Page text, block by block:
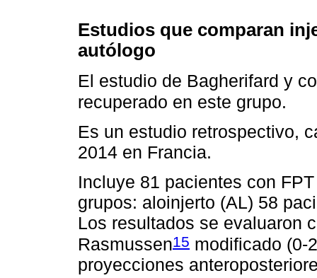
Estudios que comparan
autólogo
El estudio de Bagherifard y
recuperado en este grupo.
Es un estudio retrospectivo,
2014 en Francia.
Incluye 81 pacientes con
grupos: aloinjerto (AL) 58
Los resultados se evaluaron
Rasmussen15 modificado (0-
proyecciones